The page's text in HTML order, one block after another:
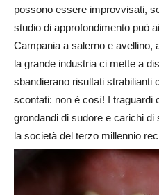
possono essere improvvisati,
studio di approfondimento può
Campania a salerno e avellino,
la grande industria ci mette a
sbandierano risultati strabilianti
scontati: non è così! I traguardi
grondandi di sudore e carichi di
la società del terzo millennio